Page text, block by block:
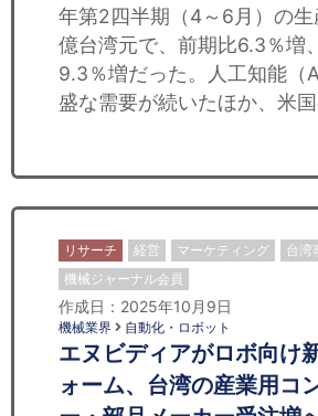
年第2四半期（4～6月）の
億台湾元で、前期比6.3％増
9.3％増だった。人工知能（
盛な需要が続いたほか、米
リサーチ 経営 マーケティング 台湾
機械ジャーナル会員
作成日：2025年10月9日
機械業界 自動化・ロボット
エヌビディアがロボ向け
ォーム、台湾の産業用コ